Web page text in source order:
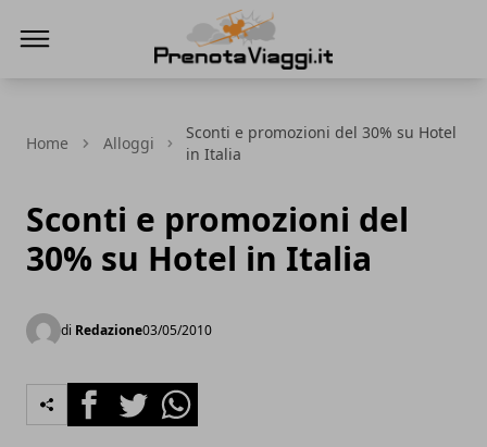
Home Alloggi
Sconti e promozioni del 30% su Hotel
in Italia
Sconti e promozioni del
30% su Hotel in Italia
di Redazione03/05/2010
FacebookTwitterWhatsapp